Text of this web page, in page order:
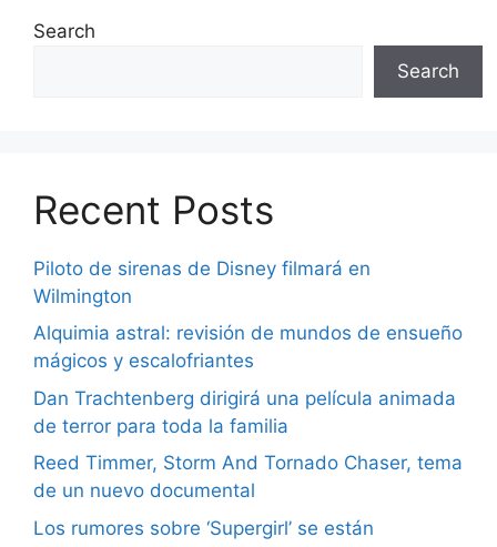
Search
Search
Recent Posts
Piloto de sirenas de Disney filmará en
Wilmington
Alquimia astral: revisión de mundos de ensueño
mágicos y escalofriantes
Dan Trachtenberg dirigirá una película animada
de terror para toda la familia
Reed Timmer, Storm And Tornado Chaser, tema
de un nuevo documental
Los rumores sobre ‘Supergirl’ se están